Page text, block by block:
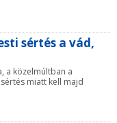
sértés a vád,
a közelmúltban a
miatt kell majd